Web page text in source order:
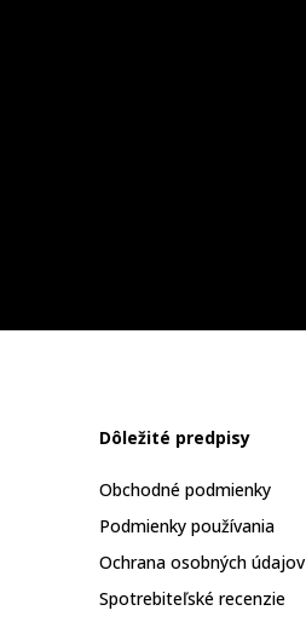
Dôležité predpisy
Obchodné podmienky
Podmienky používania
Ochrana osobných údajov
Spotrebiteľské recenzie